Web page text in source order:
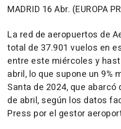
MADRID 16 Abr. (EUROPA
La red de aeropuertos de
total de 37.901 vuelos en
entre este miércoles y
abril, lo que supone un 9%
Santa de 2024, que abarcó
de abril, según los datos
Press por el gestor